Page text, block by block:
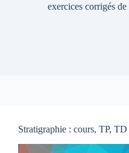
exercices corrigés
Stratigraphie : cours, TP,